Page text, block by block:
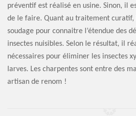
préventif est réalisé en usine. Sinon, il
de le faire. Quant au traitement
soudage pour connaitre l’étendue des
insectes nuisibles. Selon le résultat, il
nécessaires pour éliminer les insectes
larves. Les charpentes sont entre des
artisan de renom !